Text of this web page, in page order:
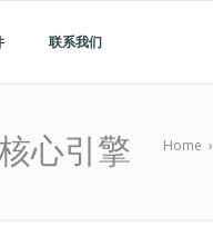
联系我们
心引擎 Home